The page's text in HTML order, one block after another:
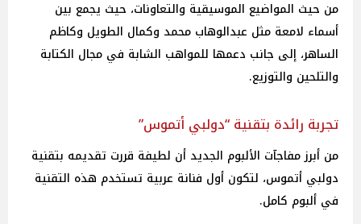
من حيث المواضيع الموسيقية والتعاونات، حيث يجمع بين
أسماء لامعة مثل عبدالوهاب محمد وكمال الطويل وكاظم
الساهر، إلى جانب دعمها للمواهب الشابة في مجال الكتابة
والتلحين والتوزيع.
تجربة رائدة بتقنية “دولبي أتموس”
من أبرز مفاجآت الألبوم الجديد أن لطيفة قررت تقديمه بتقنية
دولبي أتموس، لتكون أول فنانة عربية تستخدم هذه التقنية
في ألبوم كامل.